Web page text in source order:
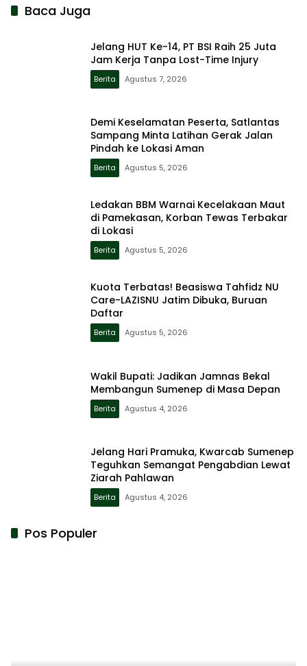
Baca Juga
Jelang HUT Ke-14, PT BSI Raih 25 Juta
Jam Kerja Tanpa Lost-Time Injury
Berita Agustus 7, 2026
Demi Keselamatan Peserta, Satlantas
Sampang Minta Latihan Gerak Jalan
Pindah ke Lokasi Aman
Berita Agustus 5, 2026
Ledakan BBM Warnai Kecelakaan Maut
di Pamekasan, Korban Tewas Terbakar
di Lokasi
Berita Agustus 5, 2026
Kuota Terbatas! Beasiswa Tahfidz NU
Care-LAZISNU Jatim Dibuka, Buruan
Daftar
Berita Agustus 5, 2026
Wakil Bupati: Jadikan Jamnas Bekal
Membangun Sumenep di Masa Depan
Berita Agustus 4, 2026
Jelang Hari Pramuka, Kwarcab Sumenep
Teguhkan Semangat Pengabdian Lewat
Ziarah Pahlawan
Berita Agustus 4, 2026
Pos Populer